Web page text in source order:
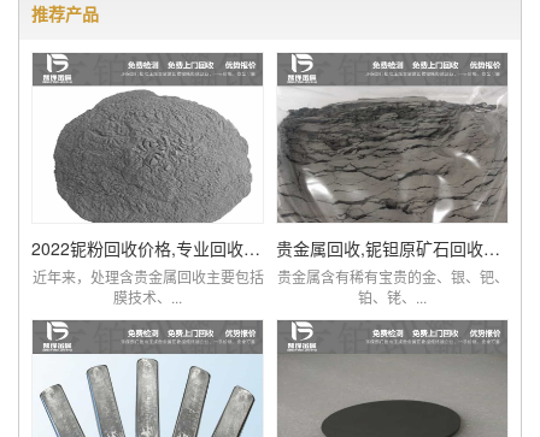
推荐产品
2022铌粉回收价格,专业回收含铌废料厂家查询
近年来，处理含贵金属回收主要包括
膜技术、...
贵金属回收,铌钽原矿石回收提炼厂家,价比同优
贵金属含有稀有宝贵的金、银、钯、
铂、铑、...